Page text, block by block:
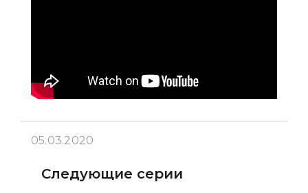
05.03.2020
Следующие серии